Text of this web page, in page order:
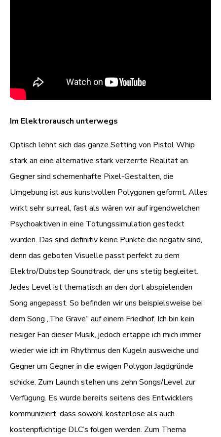
Im Elektrorausch unterwegs
Optisch lehnt sich das ganze Setting von Pistol Whip
stark an eine alternative stark verzerrte Realität an.
Gegner sind schemenhafte Pixel-Gestalten, die
Umgebung ist aus kunstvollen Polygonen geformt. Alles
wirkt sehr surreal, fast als wären wir auf irgendwelchen
Psychoaktiven in eine Tötungssimulation gesteckt
wurden. Das sind definitiv keine Punkte die negativ sind,
denn das geboten Visuelle passt perfekt zu dem
Elektro/Dubstep Soundtrack, der uns stetig begleitet.
Jedes Level ist thematisch an den dort abspielenden
Song angepasst. So befinden wir uns beispielsweise bei
dem Song „The Grave“ auf einem Friedhof. Ich bin kein
riesiger Fan dieser Musik, jedoch ertappe ich mich immer
wieder wie ich im Rhythmus den Kugeln ausweiche und
Gegner um Gegner in die ewigen Polygon Jagdgründe
schicke. Zum Launch stehen uns zehn Songs/Level zur
Verfügung. Es wurde bereits seitens des Entwicklers
kommuniziert, dass sowohl kostenlose als auch
kostenpflichtige DLC’s folgen werden. Zum Thema